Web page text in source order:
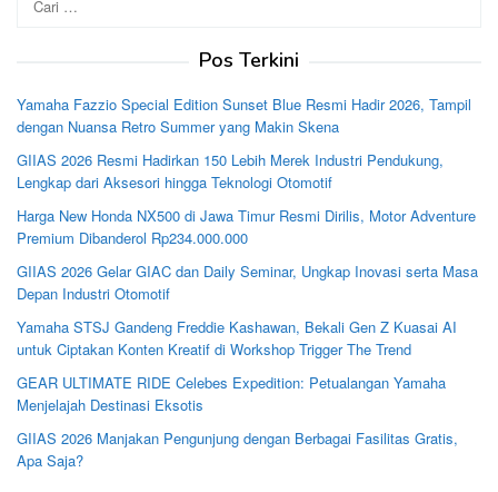
untuk:
Pos Terkini
Yamaha Fazzio Special Edition Sunset Blue Resmi Hadir 2026, Tampil
dengan Nuansa Retro Summer yang Makin Skena
GIIAS 2026 Resmi Hadirkan 150 Lebih Merek Industri Pendukung,
Lengkap dari Aksesori hingga Teknologi Otomotif
Harga New Honda NX500 di Jawa Timur Resmi Dirilis, Motor Adventure
Premium Dibanderol Rp234.000.000
GIIAS 2026 Gelar GIAC dan Daily Seminar, Ungkap Inovasi serta Masa
Depan Industri Otomotif
Yamaha STSJ Gandeng Freddie Kashawan, Bekali Gen Z Kuasai AI
untuk Ciptakan Konten Kreatif di Workshop Trigger The Trend
GEAR ULTIMATE RIDE Celebes Expedition: Petualangan Yamaha
Menjelajah Destinasi Eksotis
GIIAS 2026 Manjakan Pengunjung dengan Berbagai Fasilitas Gratis,
Apa Saja?